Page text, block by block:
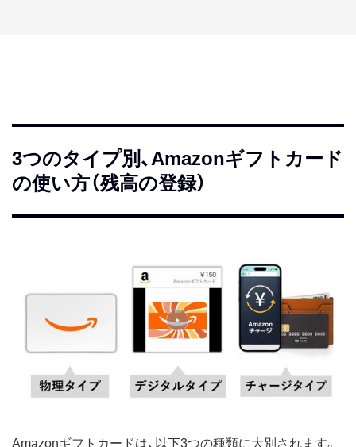
3つのタイプ別、Amazonギフトカード
の使い方（残高の登録）
Amazonギフトカードは、以下3つの種類に大別されます。